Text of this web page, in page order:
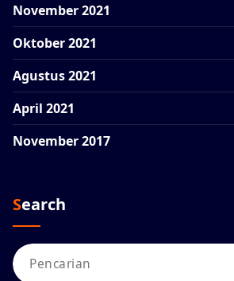
November 2021
Oktober 2021
Agustus 2021
April 2021
November 2017
Search
Pencarian
untuk: